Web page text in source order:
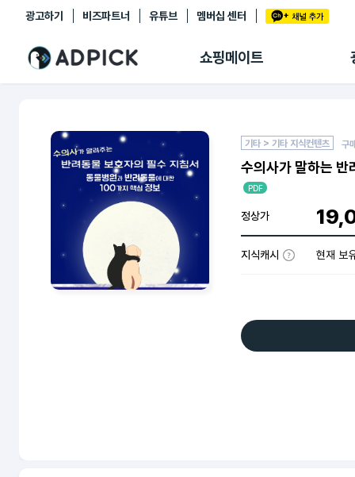
광고하기 비즈파트너 유튜브 멤버십 센터
쇼핑메이트
추천상품
쇼핑 에이전트
마이숍
기타 > 기타 지식컨텐츠 구
수의사가 말하는
PDF
정상가
지식캐시 현재 보